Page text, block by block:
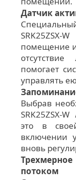
Датчик
помещение
помогает
управлять
Выбрав
SRK25ZSX-
это в
включении
вновь
потоком